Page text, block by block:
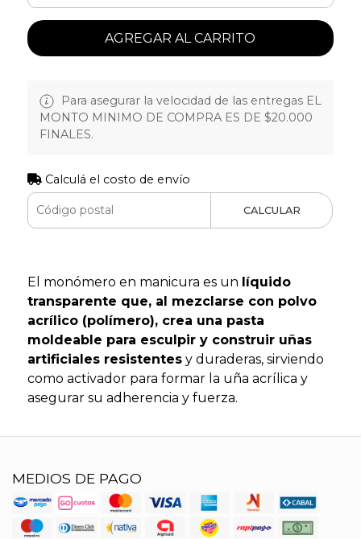
AGREGAR AL CARRITO
Para asegurar la velocidad de las entregas EL
MONTO MINIMO DE COMPRA ES DE $20.000
FINALES.
Calculá el costo de envío
CALCULAR
El monómero en manicura es un líquido
transparente que, al mezclarse con polvo
acrílico (polímero), crea una pasta
moldeable para esculpir y construir uñas
artificiales resistentesy duraderas, sirviendo
como activador para formar la uña acrílica y
asegurar su adherencia y fuerza.
MEDIOS DE PAGO